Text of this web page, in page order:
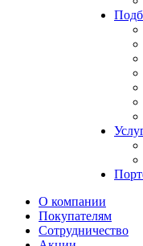
О компании
Покупателям
Сотрудничество